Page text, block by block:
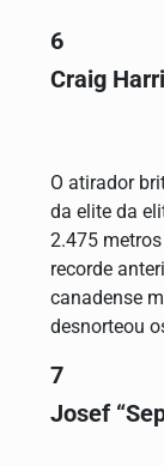
6
Craig
O atirador
da elite da
2.475
recorde
canadense
desnorteou
7
Josef